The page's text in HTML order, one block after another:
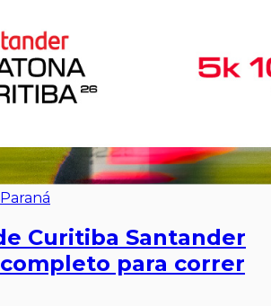
Paraná
Curitiba Santander
para correr